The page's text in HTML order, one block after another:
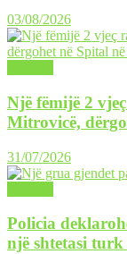
03/08/2026
Një fëmijë 2
Mitrovicë,
31/07/2026
Policia
një shtetasi